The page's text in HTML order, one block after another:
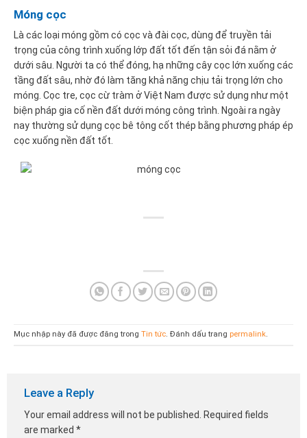
Móng cọc
Là các loại móng gồm có cọc và đài cọc, dùng để truyền tải
trọng của công trình xuống lớp đất tốt đến tận sỏi đá nằm ở
dưới sâu. Người ta có thể đóng, hạ những cây cọc lớn xuống các
tầng đất sâu, nhờ đó làm tăng khả năng chịu tải trọng lớn cho
móng. Cọc tre, cọc cừ tràm ở Việt Nam được sử dụng như một
biện pháp gia cố nền đất dưới móng công trình. Ngoài ra ngày
nay thường sử dụng cọc bê tông cốt thép bằng phương pháp ép
cọc xuống nền đất tốt.
Mục nhập này đã được đăng trong Tin tức. Đánh dấu trang permalink.
Leave a Reply
Your email address will not be published. Required fields
are marked *